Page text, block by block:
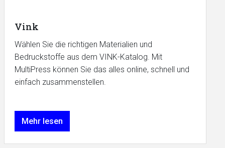
Vink
Wählen Sie die richtigen Materialien und
Bedruckstoffe aus dem VINK-Katalog. Mit
MultiPress können Sie das alles online, schnell und
einfach zusammenstellen.
Mehr lesen